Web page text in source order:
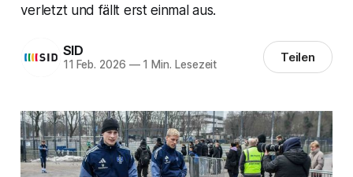
verletzt und fällt erst einmal aus.
SID
11 Feb. 2026 —1 Min. Lesezeit Teilen